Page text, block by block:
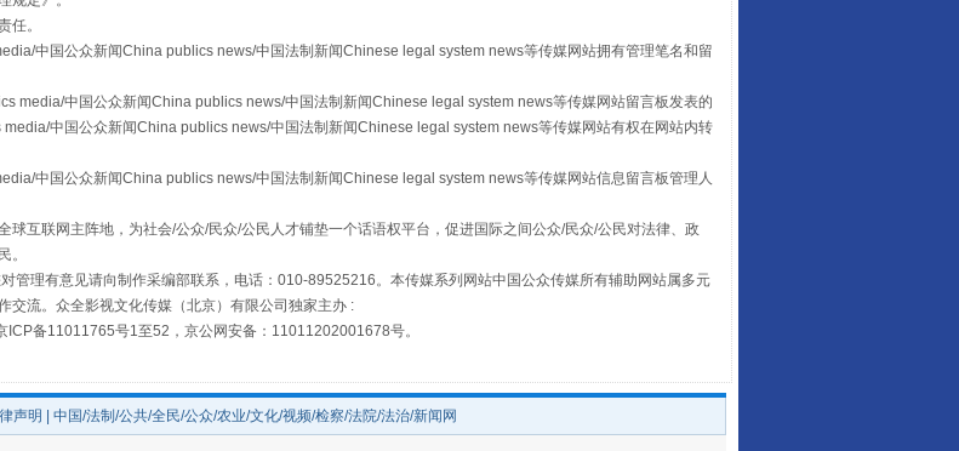
事关残疾人未来5年 让传统村落焕发生机
任。
中国公众新闻China publics news/中国法制新闻Chinese legal system news等传媒网站拥有管理笔名和留
media/中国公众新闻China publics news/中国法制新闻Chinese legal system news等传媒网站留言板发表的
中国公众新闻China publics news/中国法制新闻Chinese legal system news等传媒网站有权在网站内转
中国公众新闻China publics news/中国法制新闻Chinese legal system news等传媒网站信息留言板管理人
互联网主阵地，为社会/公众/民众/公民人才铺垫一个话语权平台，促进国际之间公众/民众/公民对法律、政
。
管理有意见请向制作采编部联系，电话：010-89525216。本传媒系列网站中国公众传媒所有辅助网站属多元
交流。众全影视文化传媒（北京）有限公司独家主办 :
备11011765号1至52，京公网安备：11011202001678号。
声明 | 中国/法制/公共/全民/公众/农业/文化/视频/检察/法院/法治/新闻网